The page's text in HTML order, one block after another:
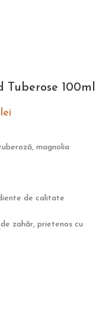
100ml
lei
magnolia
de calitate
zahăr, prietenos cu